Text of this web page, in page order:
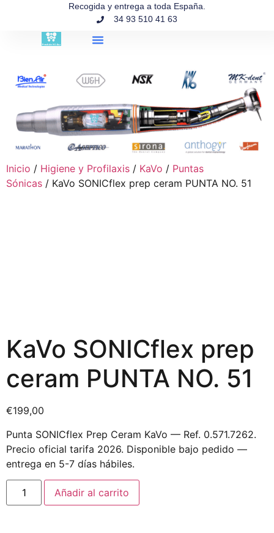
Recogida y entrega a toda España.
34 93 510 41 63
Inicio / Higiene y Profilaxis / KaVo / Puntas
Sónicas / KaVo SONICflex prep ceram PUNTA NO. 51
KaVo SONICflex prep
ceram PUNTA NO. 51
€199,00
Punta SONICflex Prep Ceram KaVo — Ref. 0.571.7262.
Precio oficial tarifa 2026. Disponible bajo pedido —
entrega en 5-7 días hábiles.
Añadir al carrito